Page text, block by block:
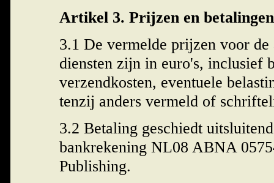
Artikel 3. Prijzen en betalingen
3.1 De vermelde prijzen voor de
diensten zijn in euro's, inclusief
verzendkosten, eventuele
tenzij anders vermeld of
3.2 Betaling geschiedt
bankrekening NL08 ABNA
Publishing.